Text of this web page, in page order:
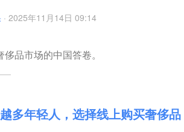
· 2025年11月14日 09:14
侈品市场的中国答卷。
多年轻人，选择线上购买奢侈品